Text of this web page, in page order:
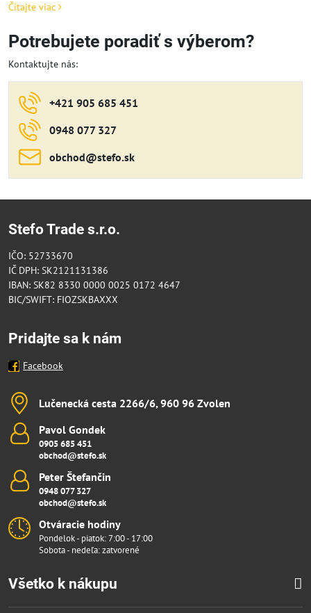
Čítajte viac
Potrebujete poradiť s výberom?
Kontaktujte nás:
+421 905 685 451
0948 077 327
obchod​@stefo​.sk
Stefo Trade s.r.o.
IČO: 52733670
IČ DPH: SK2121131386
IBAN: SK82 8330 0000 0025 0172 4647
BIC/SWIFT: FIOZSKBAXXX
Pridajte sa k nám
Facebook
Lučenecká cesta 2266/6, 960 96 Zvolen
Pavol Gondek
0905 685 451
obchod@stefo.sk
Peter Štefančin
0948 077 327
obchod@stefo.sk
Otváracie hodiny
Pondelok - piatok: 7:00 - 17:00
Sobota - nedeľa: zatvorené
Všetko k nákupu